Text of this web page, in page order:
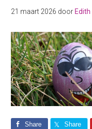
21 maart 2026 door Edith
Share Share